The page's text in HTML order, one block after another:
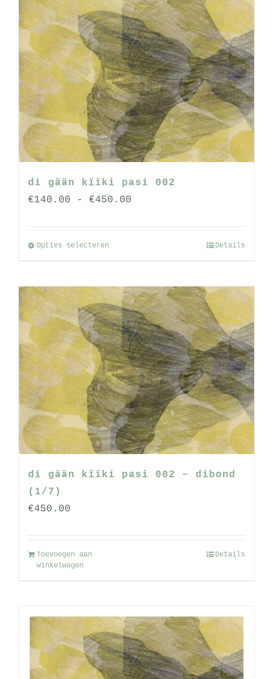
di gään kïïki pasi 002
€140.00 - €450.00
Opties selecteren
meerdere
variaties.
Deze
optie
kan
gekozen
worden
op
de
productpagina
Details
di gään kïïki pasi 002 – dibond
(1/7)
€450.00
Toevoegen aan
winkelwagen
Details